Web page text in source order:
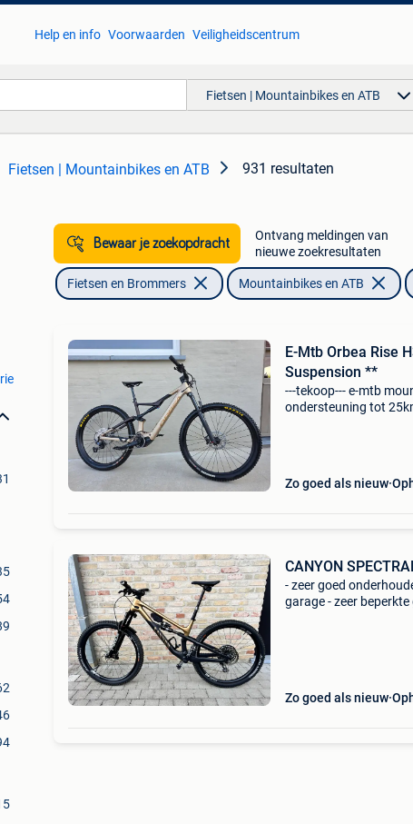
Help en info Voorwaarden Veiligheidscentrum
Fietsen | Mountainbikes en ATB
Fietsen | Mountainbikes en ATB 931 resultaten
Bewaar je zoekopdracht
Ontvang meldingen van
nieuwe zoekresultaten
Fietsen en Brommers Mountainbikes en ATB
E-Mtb Orbea Rise
Suspension **
---tekoop--- e-mtb
ondersteuning tot
Zo goed als nieuw
CANYON
- zeer goed
garage - zeer
Zo goed als nieuw